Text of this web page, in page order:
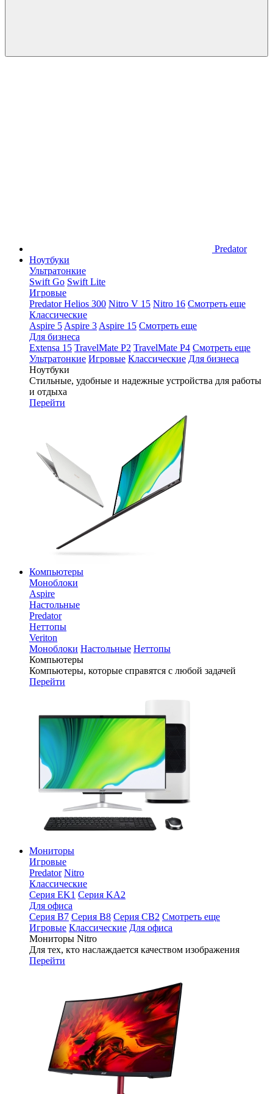
Predator
Ноутбуки
Ультратонкие
Swift Go Swift Lite
Игровые
Predator Helios 300 Nitro V 15 Nitro 16 Смотреть еще
Классические
Aspire 5 Aspire 3 Aspire 15 Смотреть еще
Для бизнеса
Extensa 15 TravelMate P2 TravelMate P4 Смотреть еще
Ультратонкие Игровые Классические Для бизнеса
Ноутбуки
Стильные, удобные и надежные устройства для работы
и отдыха
Перейти
Компьютеры
Моноблоки
Aspire
Настольные
Predator
Неттопы
Veriton
Моноблоки Настольные Неттопы
Компьютеры
Компьютеры, которые справятся с любой задачей
Перейти
Мониторы
Игровые
Predator Nitro
Классические
Серия EK1 Серия KA2
Для офиса
Серия B7 Серия B8 Серия CB2 Смотреть еще
Игровые Классические Для офиса
Мониторы Nitro
Для тех, кто наслаждается качеством изображения
Перейти